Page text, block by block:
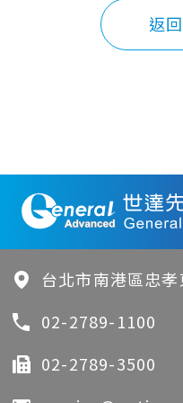
返
台北市南港區忠
02-2789-1100
02-2789-3500